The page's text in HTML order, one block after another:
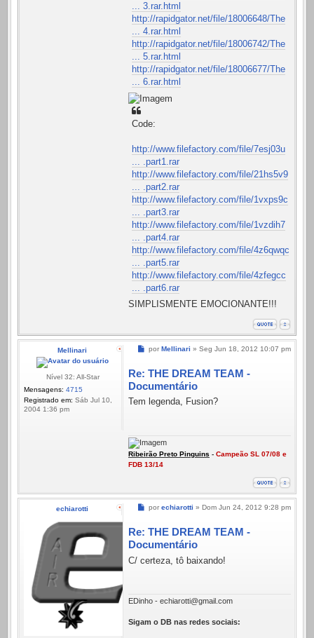
... 3.rar.html
http://rapidgator.net/file/18006648/The
... 4.rar.html
http://rapidgator.net/file/18006742/The
... 5.rar.html
http://rapidgator.net/file/18006677/The
... 6.rar.html
Code:
http://www.filefactory.com/file/7esj03u
... .part1.rar
http://www.filefactory.com/file/21hs5v9
... .part2.rar
http://www.filefactory.com/file/1vxps9c
... .part3.rar
http://www.filefactory.com/file/1vzdih7
... .part4.rar
http://www.filefactory.com/file/4z6qwqc
... .part5.rar
http://www.filefactory.com/file/4zfegcc
... .part6.rar
SIMPLISMENTE EMOCIONANTE!!!
Mellinari
Nível 32: All-Star
Mensagens: 4715
Registrado em: Sáb Jul 10,
2004 1:36 pm
Mensagem
por Mellinari » Seg Jun 18, 2012 10:07 pm
Re: THE DREAM TEAM -
Documentário
Tem legenda, Fusion?
Ribeirão Preto Pinguins - Campeão SL 07/08 e
FDB 13/14
echiarotti Mensagem
por echiarotti » Dom Jun 24, 2012 9:28 pm
Re: THE DREAM TEAM -
Documentário
C/ certeza, tô baixando!
EDinho - echiarotti@gmail.com
Sigam o DB nas redes sociais: